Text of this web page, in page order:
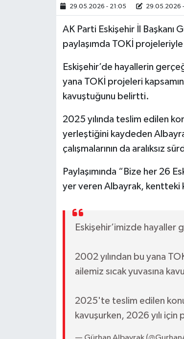
29.05.2026 - 21:05 29.05.2026
AK Parti Eskişehir İl Başkanı
paylaşımda TOKİ
Eskişehir’de hayallerin
yana TOKİ projeleri
kavuştuğunu belirtti.
2025 yılında teslim edilen
yerleştiğini kaydeden
çalışmalarının da aralıksız
Paylaşımında “Bize her 26
yer veren Albayrak, kentteki
Eskişehir’imizde hayaller
2002 yılından bu yana
ailemiz sıcak yuvasına
2025'te teslim edilen
kavuşurken, 2026 yılı